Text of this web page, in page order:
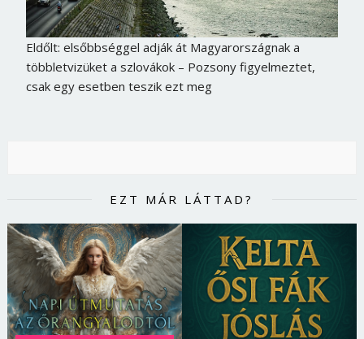
Eldőlt: elsőbbséggel adják át Magyarországnak a
többletvizüket a szlovákok – Pozsony figyelmeztet,
csak egy esetben teszik ezt meg
EZT MÁR LÁTTAD?